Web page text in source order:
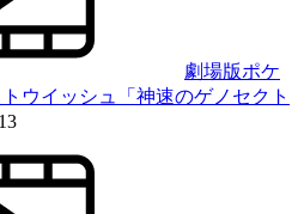
劇場版ポケ
ウイッシュ「神速のゲノセクト